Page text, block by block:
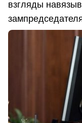
взгляды